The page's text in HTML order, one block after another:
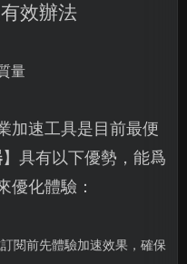
效辦法
量
加速工具是目前最便
】具有以下優勢，能爲
優化體驗：
訂閱前先體驗加速效果，確保